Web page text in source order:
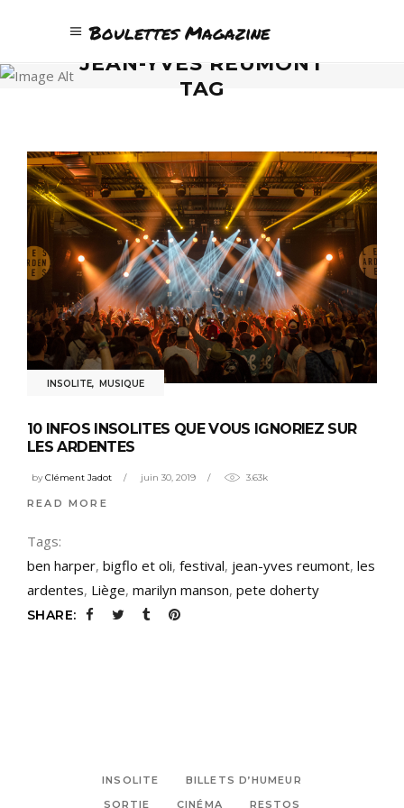
Boulettes Magazine
JEAN-YVES REUMONT
TAG
INSOLITE, MUSIQUE
10 INFOS INSOLITES QUE VOUS IGNORIEZ SUR
LES ARDENTES
byClément Jadot juin 30, 2019 3.63k
READ MORE
Tags:
ben harper, bigflo et oli, festival, jean-yves reumont, les
ardentes, Liège, marilyn manson, pete doherty
SHARE:
INSOLITE
BILLETS D’HUMEUR
SORTIE
CINÉMA RESTOS